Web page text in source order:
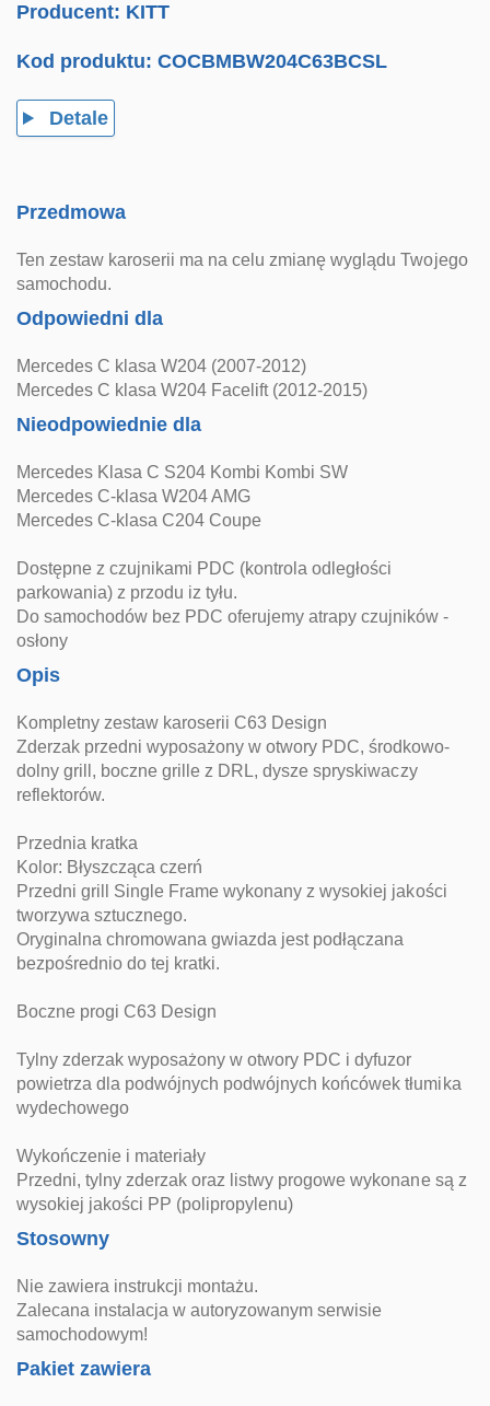
Producent: KITT
Kod produktu:COCBMBW204C63BCSL
Detale
Przedmowa
Ten zestaw karoserii ma na celu zmianę wyglądu Twojego
samochodu.
Odpowiedni dla
Mercedes C klasa W204 (2007-2012)
Mercedes C klasa W204 Facelift (2012-2015)
Nieodpowiednie dla
Mercedes Klasa C S204 Kombi Kombi SW
Mercedes C-klasa W204 AMG
Mercedes C-klasa C204 Coupe
Dostępne z czujnikami PDC (kontrola odległości
parkowania) z przodu iz tyłu.
Do samochodów bez PDC oferujemy atrapy czujników -
osłony
Opis
Kompletny zestaw karoserii C63 Design
Zderzak przedni wyposażony w otwory PDC, środkowo-
dolny grill, boczne grille z DRL, dysze spryskiwaczy
reflektorów.
Przednia kratka
Kolor: Błyszcząca czerń
Przedni grill Single Frame wykonany z wysokiej jakości
tworzywa sztucznego.
Oryginalna chromowana gwiazda jest podłączana
bezpośrednio do tej kratki.
Boczne progi C63 Design
Tylny zderzak wyposażony w otwory PDC i dyfuzor
powietrza dla podwójnych podwójnych końcówek tłumika
wydechowego
Wykończenie i materiały
Przedni, tylny zderzak oraz listwy progowe wykonane są z
wysokiej jakości PP (polipropylenu)
Stosowny
Nie zawiera instrukcji montażu.
Zalecana instalacja w autoryzowanym serwisie
samochodowym!
Pakiet zawiera